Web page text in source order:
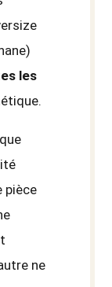
les
pièce
ne